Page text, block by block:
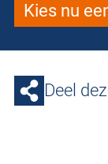
Kies nu
Deel